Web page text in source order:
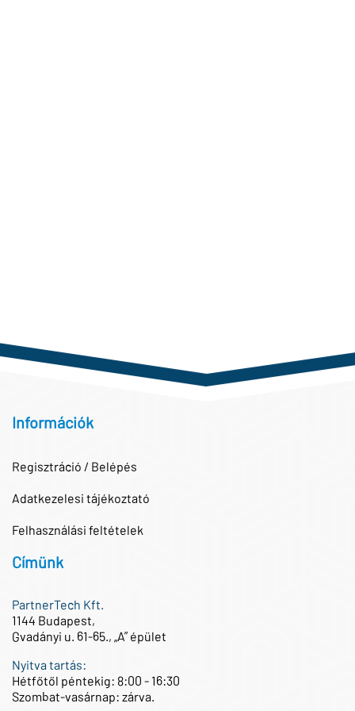
Információk
Regisztráció / Belépés
Adatkezelesi tájékoztató
Felhasználási feltételek
Címünk
PartnerTech Kft.
1144 Budapest,
Gvadányi u. 61-65., „A” épület
Nyitva tartás:
Hétfőtől péntekig: 8:00 - 16:30
Szombat-vasárnap: zárva.